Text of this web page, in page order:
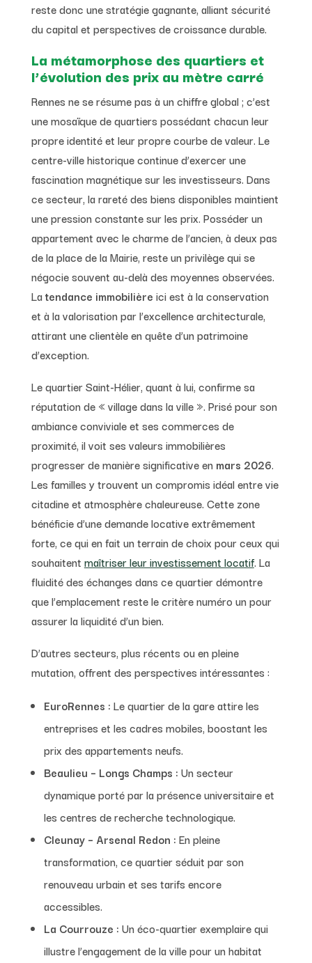
reste donc une stratégie gagnante, alliant sécurité
du capital et perspectives de croissance durable.
La métamorphose des quartiers et
l’évolution des prix au mètre carré
Rennes ne se résume pas à un chiffre global ; c’est
une mosaïque de quartiers possédant chacun leur
propre identité et leur propre courbe de valeur. Le
centre-ville historique continue d’exercer une
fascination magnétique sur les investisseurs. Dans
ce secteur, la rareté des biens disponibles maintient
une pression constante sur les prix. Posséder un
appartement avec le charme de l’ancien, à deux pas
de la place de la Mairie, reste un privilège qui se
négocie souvent au-delà des moyennes observées.
La tendance immobilière ici est à la conservation
et à la valorisation par l’excellence architecturale,
attirant une clientèle en quête d’un patrimoine
d’exception.
Le quartier Saint-Hélier, quant à lui, confirme sa
réputation de « village dans la ville ». Prisé pour son
ambiance conviviale et ses commerces de
proximité, il voit ses valeurs immobilières
progresser de manière significative en mars 2026.
Les familles y trouvent un compromis idéal entre vie
citadine et atmosphère chaleureuse. Cette zone
bénéficie d’une demande locative extrêmement
forte, ce qui en fait un terrain de choix pour ceux qui
souhaitent maîtriser leur investissement locatif. La
fluidité des échanges dans ce quartier démontre
que l’emplacement reste le critère numéro un pour
assurer la liquidité d’un bien.
D’autres secteurs, plus récents ou en pleine
mutation, offrent des perspectives intéressantes :
EuroRennes : Le quartier de la gare attire les
entreprises et les cadres mobiles, boostant les
prix des appartements neufs.
Beaulieu – Longs Champs : Un secteur
dynamique porté par la présence universitaire et
les centres de recherche technologique.
Cleunay – Arsenal Redon : En pleine
transformation, ce quartier séduit par son
renouveau urbain et ses tarifs encore
accessibles.
La Courrouze : Un éco-quartier exemplaire qui
illustre l’engagement de la ville pour un habitat